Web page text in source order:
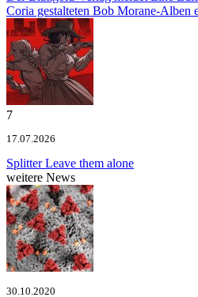
Coria gestalteten Bob Morane-Alben
7
17.07.2026
SplitterLeave them alone
weitere News
30.10.2020